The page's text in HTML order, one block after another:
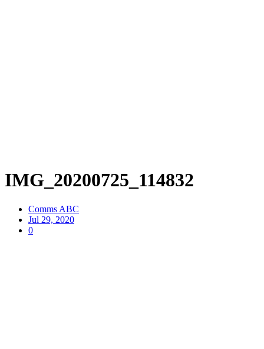
IMG_20200725_114832
Comms ABC
Jul 29, 2020
0